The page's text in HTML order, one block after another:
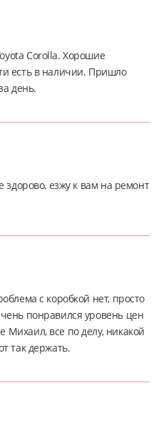
Corolla. Хорошие
есть в наличии. Пришло
день.
здорово, езжу к вам на ремонт
с коробкой нет, просто
понравился уровень цен
все по делу, никакой
так держать.